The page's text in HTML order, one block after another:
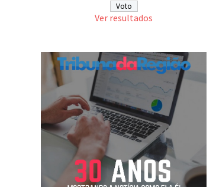
Ver resultados